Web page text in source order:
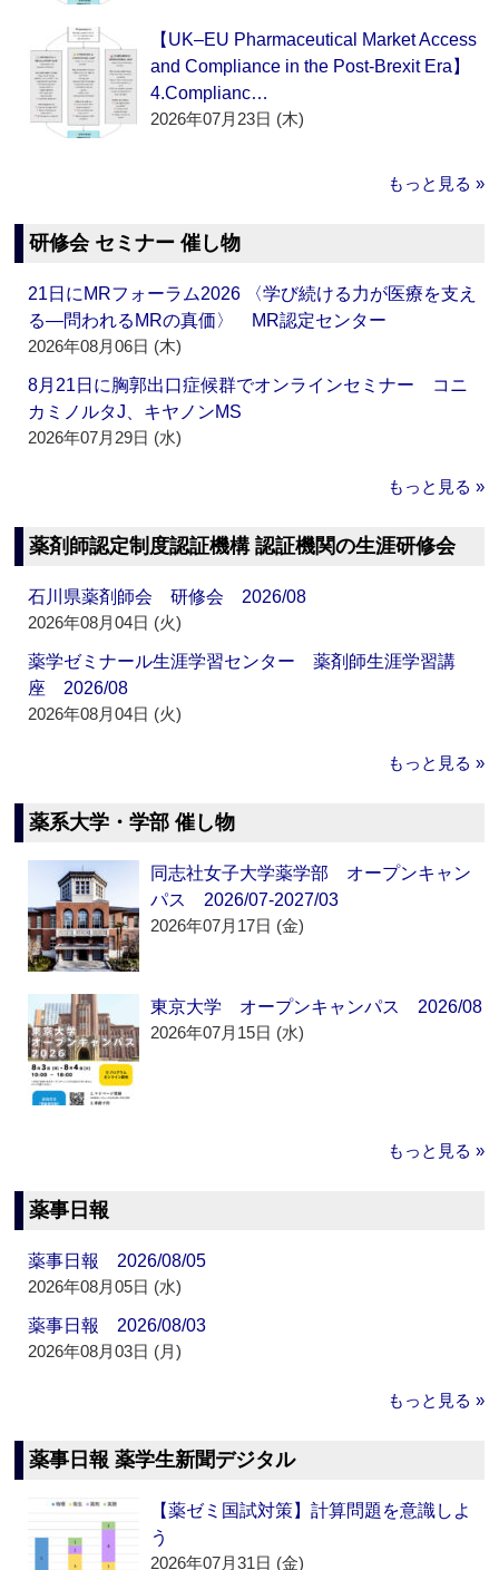
【UK–EU Pharmaceutical Market Access
and Compliance in the Post-Brexit Era】
4.Complianc…
2026年07月23日 (木)
もっと見る »
研修会 セミナー 催し物
21日にMRフォーラム2026 〈学び続ける力が医療を支え
る―問われるMRの真価〉 MR認定センター
2026年08月06日 (木)
8月21日に胸郭出口症候群でオンラインセミナー コニ
カミノルタJ、キヤノンMS
2026年07月29日 (水)
もっと見る »
薬剤師認定制度認証機構 認証機関の生涯研修会
石川県薬剤師会 研修会 2026/08
2026年08月04日 (火)
薬学ゼミナール生涯学習センター 薬剤師生涯学習講
座 2026/08
2026年08月04日 (火)
もっと見る »
薬系大学・学部 催し物
同志社女子大学薬学部 オープンキャン
パス 2026/07-2027/03
2026年07月17日 (金)
東京大学 オープンキャンパス 2026/08
2026年07月15日 (水)
もっと見る »
薬事日報
薬事日報 2026/08/05
2026年08月05日 (水)
薬事日報 2026/08/03
2026年08月03日 (月)
もっと見る »
薬事日報 薬学生新聞デジタル
【薬ゼミ国試対策】計算問題を意識しよ
う
2026年07月31日 (金)